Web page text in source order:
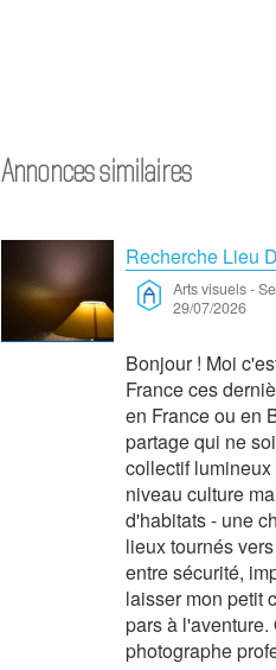
Annonces similaires
Recherche Lieu
Arts visuels-
29/07/2026
Bonjour ! Moi
France ces
en France ou en
partage qui ne
collectif
niveau culture
d'habitats - une
lieux tournés
entre sécurité,
laisser mon petit
pars à
photographe